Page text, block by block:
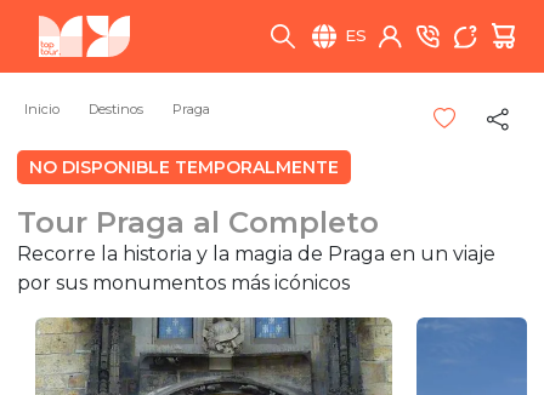
ES
Inicio Destinos Praga
NO DISPONIBLE TEMPORALMENTE
Tour Praga al Completo
Recorre la historia y la magia de Praga en un viaje
por sus monumentos más icónicos